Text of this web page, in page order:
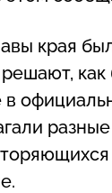
края